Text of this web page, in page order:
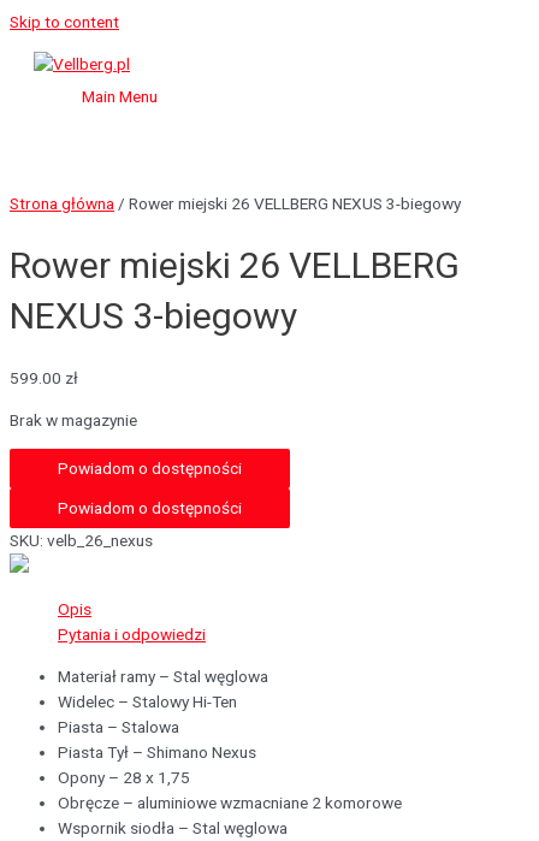
Skip to content
Main Menu
Strona główna / Rower miejski 26 VELLBERG NEXUS 3-biegowy
Rower miejski 26 VELLBERG
NEXUS 3-biegowy
599.00 zł
Brak w magazynie
Powiadom o dostępności
SKU: velb_26_nexus
Opis
Pytania i odpowiedzi
Materiał ramy – Stal węglowa
Widelec – Stalowy Hi-Ten
Piasta – Stalowa
Piasta Tył – Shimano Nexus
Opony – 28 x 1,75
Obręcze – aluminiowe wzmacniane 2 komorowe
Wspornik siodła – Stal węglowa